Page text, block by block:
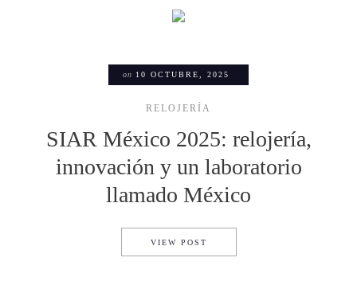
on 10 OCTUBRE, 2025
RELOJERÍA
SIAR México 2025: relojería,
innovación y un laboratorio
llamado México
VIEW POST